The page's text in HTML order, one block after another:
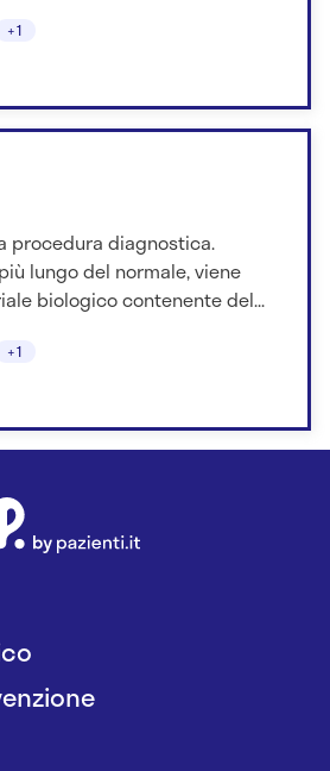
+1
procedura diagnostica.
lungo del normale, viene
biologico contenente del...
+1